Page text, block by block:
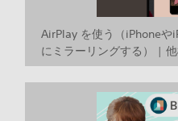
AirPlay を使う（iPhoneや
にミラーリングする） |
ビアなど